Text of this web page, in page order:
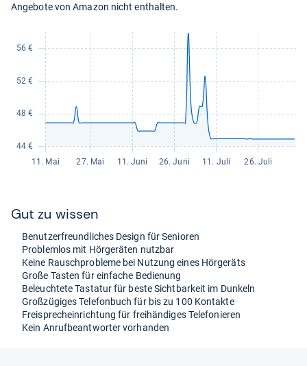
Angebote von Amazon nicht enthalten.
Gut zu wis­sen
Benut­zer­freund­li­ches Design für Senio­ren
Pro­blem­los mit Hör­ge­rä­ten nutz­bar
Keine Rausch­pro­bleme bei Nut­zung eines Hör­ge­räts
Große Tas­ten für ein­fa­che Bedie­nung
Beleuch­tete Tasta­tur für beste Sicht­bar­keit im Dun­keln
Groß­zü­gi­ges Tele­fon­buch für bis zu 100 Kon­takte
Frei­sprechein­rich­tung für frei­hän­di­ges Tele­fo­nie­ren
Kein Anruf­be­ant­wor­ter vor­han­den